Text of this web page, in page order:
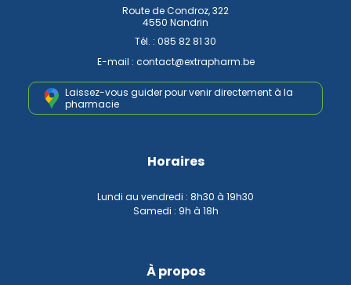
Route de Condroz, 322
4550 Nandrin
Tél. : 085 82 81 30
E-mail : contact@extrapharm.be
Laissez-vous guider pour venirdirectement à la
pharmacie
Horaires
Lundi au vendredi : 8h30 à 19h30
Samedi : 9h à 18h
À propos